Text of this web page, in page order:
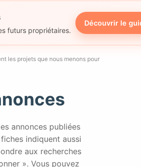
futurs propriétaires.
Découvrir le
les projets que nous menons pour
annonces publiées
indiquent aussi
aux recherches
». Vous pouvez